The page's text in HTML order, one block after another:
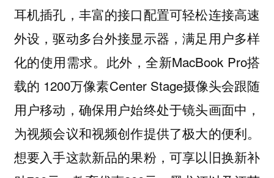
耳机插孔，丰富的接口配置可轻松连接高速
外设，驱动多台外接显示器，满足用户多样
化的使用需求。此外，全新MacBook Pro搭
载的 1200万像素Center Stage摄像头会跟随
用户移动，确保用户始终处于镜头画面中，
为视频会议和视频创作提供了极大的便利。
想要入手这款新品的果粉，可享以旧换新补